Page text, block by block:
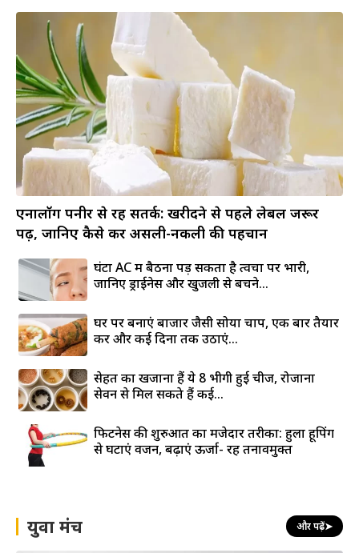
एनालॉग पनीर से रहें सतर्क: खरीदने से पहले लेबल जरूर
पढ़ें, जानिए कैसे करें असली-नकली की पहचान
घंटों AC में बैठना पड़ सकता है त्वचा पर भारी,
जानिए ड्राईनेस और खुजली से बचने...
घर पर बनाएं बाजार जैसी सोया चाप, एक बार तैयार
करें और कई दिनों तक उठाएं...
सेहत का खजाना हैं ये 8 भीगी हुई चीजें, रोजाना
सेवन से मिल सकते हैं कई...
फिटनेस की शुरुआत का मजेदार तरीका: हुला हूपिंग
से घटाएं वजन, बढ़ाएं ऊर्जा- रहें तनावमुक्त
युवा मंच और पढ़ें➤